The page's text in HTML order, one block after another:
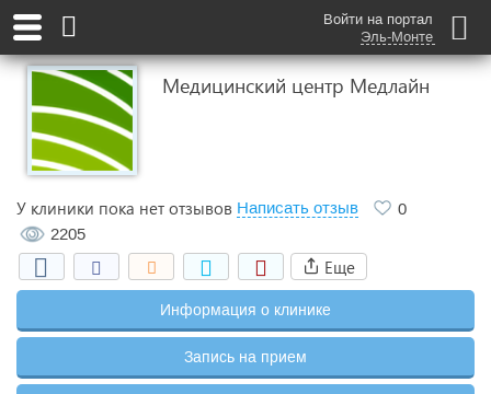
Войти на портал
Эль-Монте
Медицинский центр Медлайн
У клиники пока нет отзывов Написать отзыв
0
2205
Еще
Информация о клинике
Запись на прием